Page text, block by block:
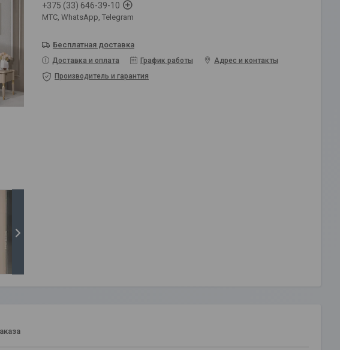
+375 (33) 646-39-10
МТС, WhatsApp, Telegram
Бесплатная доставка
Доставка и оплата График работы
Адрес и контакты
Производитель и гарантия